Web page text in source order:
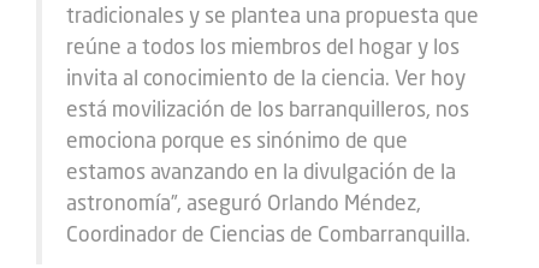
tradicionales y se plantea una propuesta que
reúne a todos los miembros del hogar y los
invita al conocimiento de la ciencia. Ver hoy
está movilización de los barranquilleros, nos
emociona porque es sinónimo de que
estamos avanzando en la divulgación de la
astronomía”, aseguró Orlando Méndez,
Coordinador de Ciencias de Combarranquilla.